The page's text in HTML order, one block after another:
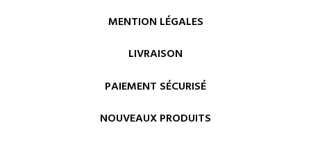
MENTION LÉGALES
LIVRAISON
PAIEMENT SÉCURISÉ
NOUVEAUX PRODUITS